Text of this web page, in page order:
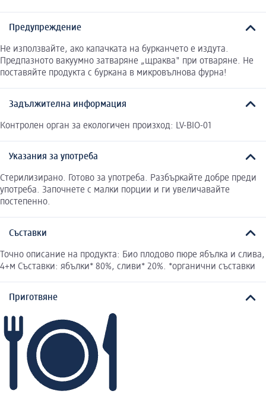
Предупреждение
Не използвайте, ако капачката на бурканчето е издута.
Предпазното вакуумно затваряне „щраква" при отваряне. Не
поставяйте продукта с буркана в микровълнова фурна!
Задължителна информация
Контролен орган за екологичен произход: LV-BIO-01
Указания за употреба
Стерилизирано. Готово за употреба. Разбъркайте добре преди
употреба. Започнете с малки порции и ги увеличавайте
постепенно.
Съставки
Точно описание на продукта: Био плодово пюре ябълка и слива,
4+м Съставки: ябълки* 80%, сливи* 20%. *органични съставки
Приготвяне